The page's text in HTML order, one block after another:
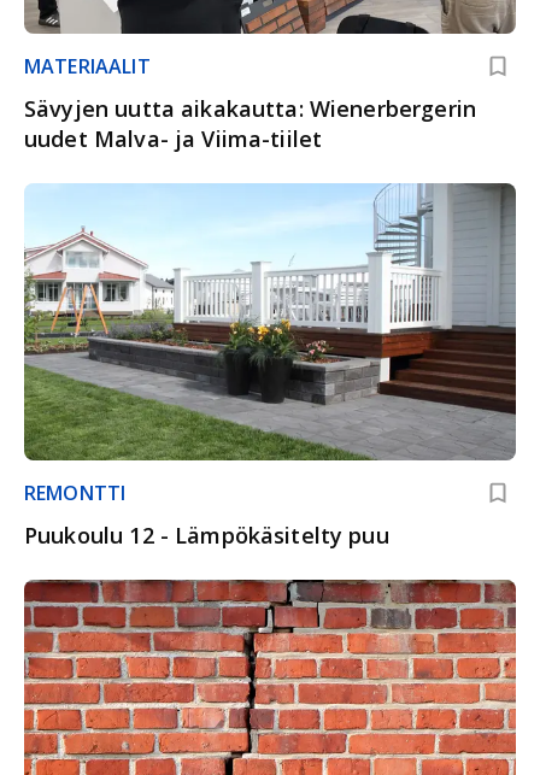
MATERIAALIT
Sävyjen uutta aikakautta: Wienerbergerin
uudet Malva- ja Viima-tiilet
REMONTTI
Puukoulu 12 - Lämpökäsitelty puu